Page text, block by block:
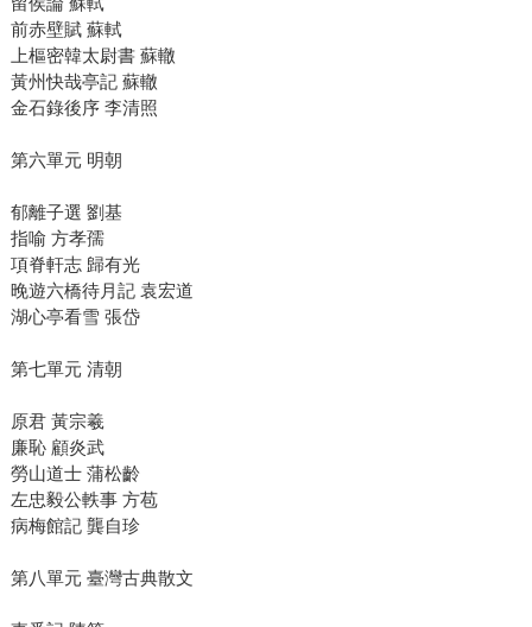
前赤壁賦 蘇軾
上樞密韓太尉書 蘇轍
黃州快哉亭記 蘇轍
金石錄後序 李清照
第六單元 明朝
郁離子選 劉基
指喻 方孝孺
項脊軒志 歸有光
晚遊六橋待月記 袁宏道
湖心亭看雪 張岱
第七單元 清朝
原君 黃宗羲
廉恥 顧炎武
勞山道士 蒲松齡
左忠毅公軼事 方苞
病梅館記 龔自珍
第八單元 臺灣古典散文